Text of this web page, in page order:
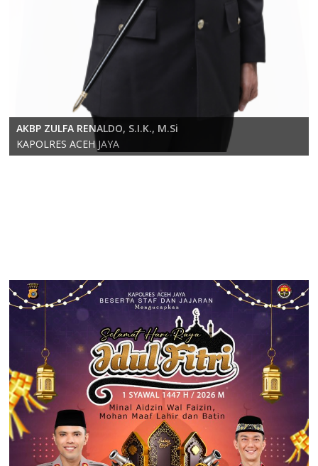
AKBP ZULFA RENALDO, S.I.K., M.Si
KAPOLRES ACEH JAYA
KOMPOL RICKY ANDRIKA, S.E., S.H., M.H.
Wakapolres Aceh Jaya